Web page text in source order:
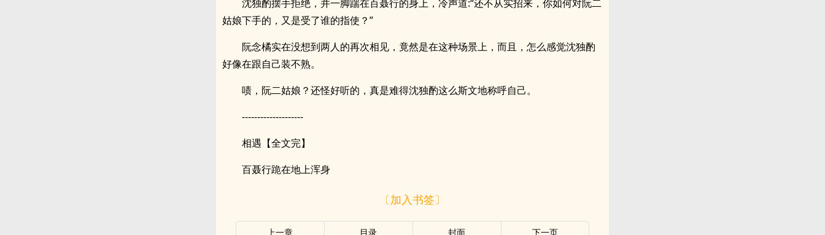
沈独酌摆手拒绝，并一脚踹在百聂行的身上，冷声道:“还不从实招来，你如何对阮二
姑娘下手的，又是受了谁的指使？”
阮念橘实在没想到两人的再次相见，竟然是在这种场景上，而且，怎么感觉沈独酌
好像在跟自己装不熟。
啧，阮二姑娘？还怪好听的，真是难得沈独酌这么斯文地称呼自己。
--------------------
相遇【全文完】
百聂行跪在地上浑身
〔加入书签〕
上一章 目录 封面 下一页